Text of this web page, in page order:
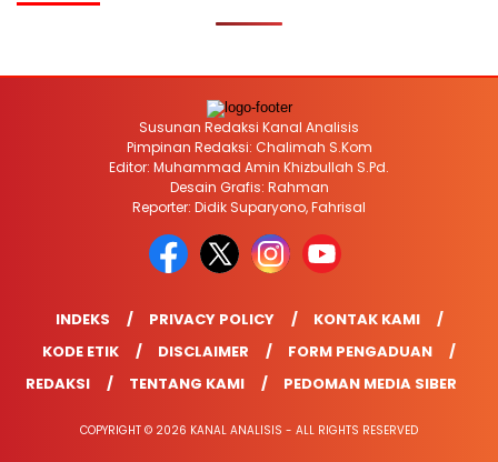
Susunan Redaksi Kanal Analisis
Pimpinan Redaksi: Chalimah S.Kom
Editor: Muhammad Amin Khizbullah S.Pd.
Desain Grafis: Rahman
Reporter: Didik Suparyono, Fahrisal
INDEKS PRIVACY POLICY
KONTAK KAMI
KODE ETIK
DISCLAIMER
FORM PENGADUAN
REDAKSI
TENTANG KAMI PEDOMAN MEDIA SIBER
COPYRIGHT © 2026 KANAL ANALISIS - ALL RIGHTS RESERVED